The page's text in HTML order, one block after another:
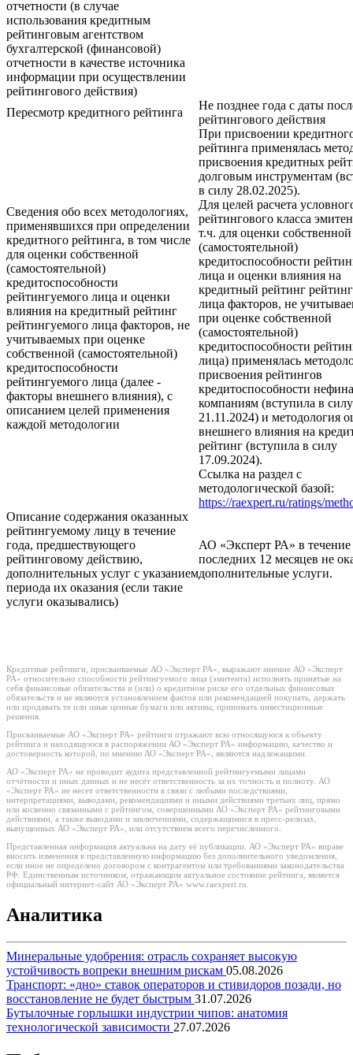
отчетности (в случае
использования кредитным
рейтинговым агентством
бухгалтерской (финансовой)
отчетности в качестве источника
информации при осуществлении
рейтингового действия)
Пересмотр кредитного рейтинга
Не позднее года с даты
рейтингового действия
Сведения обо всех методологиях,
применявшихся при определении
кредитного рейтинга, в том числе
для оценки собственной
(самостоятельной)
кредитоспособности
рейтингуемого лица и оценки
влияния на кредитный рейтинг
рейтингуемого лица факторов, не
учитываемых при оценке
собственной (самостоятельной)
кредитоспособности
рейтингуемого лица (далее -
факторы внешнего влияния), с
описанием целей применения
каждой методологии
При присвоении
рейтинга применялась
присвоения кредитных
долговым инструментам
в силу 28.02.2025).
Для целей расчета
рейтингового класса
т.ч. для оценки собственной
(самостоятельной)
кредитоспособности
лица и оценки влияния на
кредитный рейтинг
лица факторов, не
при оценке собственной
(самостоятельной)
кредитоспособности
лица) применялась
присвоения рейтингов
кредитоспособности
компаниям (вступила в силу
21.11.2024) и методология
внешнего влияния на
рейтинг (вступила в силу
17.09.2024).
Ссылка на раздел с
методологической базой:
https://raexpert.ru/ratings/
Описание содержания оказанных
рейтингуемому лицу в течение
года, предшествующего
рейтинговому действию,
дополнительных услуг с указанием
периода их оказания (если такие
услуги оказывались)
АО «Эксперт РА» в течение
последних 12 месяцев не
дополнительные услуги.
Кредитные рейтинги, присваиваемые АО «Эксперт РА», выражают мнение АО «Эксперт
РА» относительно способности рейтингуемого лица (эмитента) исполнять принятые на
себя финансовые обязательства и (или) о кредитном риске его отдельных финансовых
обязательств и не являются установлением фактов или рекомендацией покупать, держать
или продавать те или иные ценные бумаги или активы, принимать инвестиционные
решения.
Присваиваемые АО «Эксперт РА» рейтинги отражают всю относящуюся к объекту
рейтинга и находящуюся в распоряжении АО «Эксперт РА» информацию, качество и
достоверность которой, по мнению АО «Эксперт РА», являются надлежащими.
АО «Эксперт РА» не проводит аудита представленной рейтингуемыми лицами
отчётности и иных данных и не несёт ответственность за их точность и полноту. АО
«Эксперт РА» не несет ответственности в связи с любыми последствиями,
интерпретациями, выводами, рекомендациями и иными действиями третьих лиц, прямо
или косвенно связанными с рейтингом, совершенными АО «Эксперт РА» рейтинговыми
действиями, а также выводами и заключениями, содержащимися в пресс-релизах,
выпущенных АО «Эксперт РА», или отсутствием всего перечисленного.
Представленная информация актуальна на дату её публикации. АО «Эксперт РА» вправе
вносить изменения в представленную информацию без дополнительного уведомления,
если иное не определено договором с контрагентом или требованиями законодательства
РФ. Единственным источником, отражающим актуальное состояние рейтинга, является
официальный интернет-сайт АО «Эксперт РА» www.raexpert.ru.
Аналитика
Минеральные удобрения: отрасль сохраняет высокую
устойчивость вопреки внешним рискам 05.08.2026
Транспорт: «дно» ставок операторов и стивидоров позади, но
восстановление не будет быстрым 31.07.2026
Бутылочные горлышки индустрии чипов: анатомия
технологической зависимости 27.07.2026